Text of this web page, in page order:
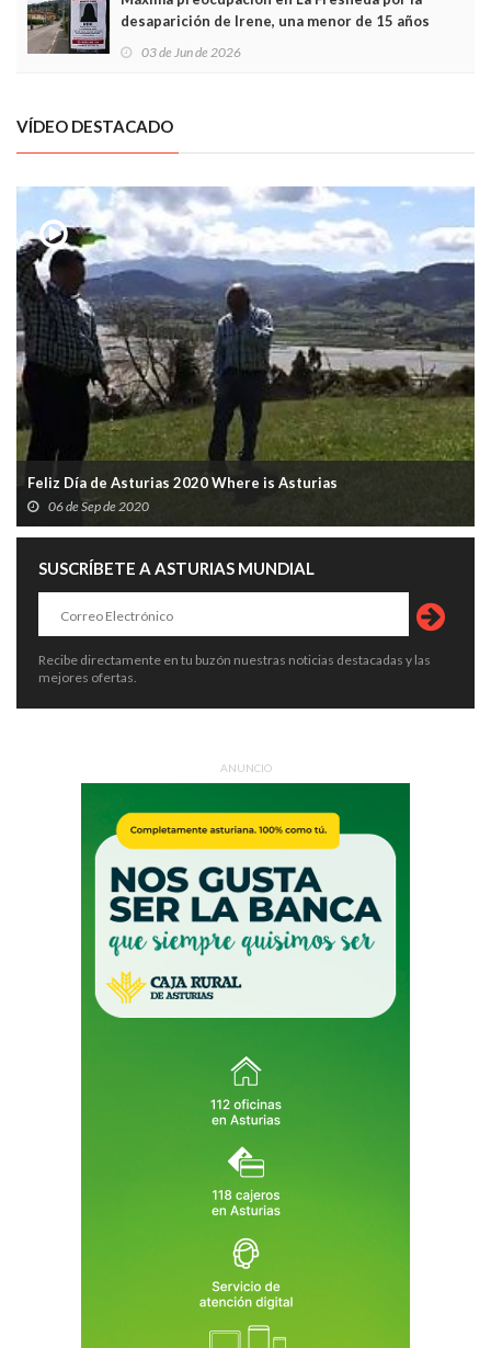
desaparición de Irene, una menor de 15 años
03 de Jun de 2026
VÍDEO DESTACADO
Feliz Día de Asturias 2020 Where is Asturias
06 de Sep de 2020
SUSCRÍBETE A ASTURIAS MUNDIAL
Recibe directamente en tu buzón nuestras noticias destacadas y las
mejores ofertas.
ANUNCIO